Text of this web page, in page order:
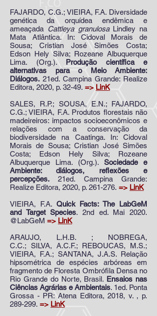
FAJARDO, C.G.; VIEIRA, F.A. Diversidade
genética da orquídea endêmica e
ameaçada Cattleya granulosaLindley na
Mata Atlântica. In: Cidoval Morais de
Sousa; Cristian José Simões Costa;
Edson Hely Silva; Rozeane Albuquerque
Lima. (Org.). Produção científica e
alternativas para o Meio Ambiente:
Diálogos. 21ed. Campina Grande: Realize
Editora, 2020, p. 32-49. => LinK
SALES, R.P.; SOUSA, E.N.; FAJARDO,
C.G.; VIEIRA, F.A. Produtos florestais não
madeireiros: impactos socioeconômicos e
relações com a conservação da
biodiversidade na Caatinga. In: Cidoval
Morais de Sousa; Cristian José Simões
Costa; Edson Hely Silva; Rozeane
Albuquerque Lima. (Org.). Sociedade e
Ambiente: diálogos, reflexões e
percepções. 21ed. Campina Grande:
Realize Editora, 2020, p. 261-276. => LinK
VIEIRA, F.A. Quick Facts: The LabGeM
and Target Species. 2nd ed. Mai 2020.
@LabGeM => LinK
ARAUJO, L.H.B. ; NOBREGA,
C.C.; SILVA, A.C.F.; REBOUCAS, M.S.;
VIEIRA, F.A.; SANTANA, J.A.S. Relação
hipsométrica de espécies arbóreas em
fragmento de Floresta Ombrófila Densa no
Rio Grande do Norte, Brasil. Ensaios nas
Ciências Agrárias e Ambientais. 1ed. Ponta
Grossa - PR: Atena Editora, 2018, v. , p.
289-299. => LinK